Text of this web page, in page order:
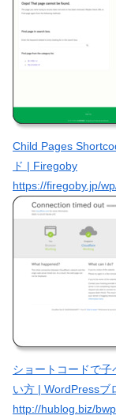
Child Pages
ド | Firegoby
https://firegoby.jp/
ショートコードで
い方 | WordPressブ
http://hublog.biz/